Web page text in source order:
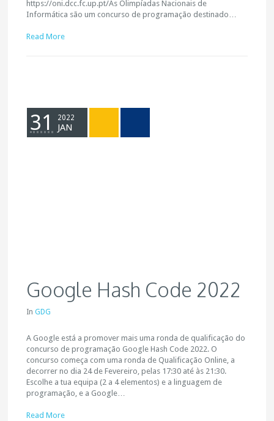
https://oni.dcc.fc.up.pt/As Olimpíadas Nacionais de
Informática são um concurso de programação destinado…
Read More
31 2022
JAN
Google Hash Code 2022
InGDG
A Google está a promover mais uma ronda de qualificação do
concurso de programação Google Hash Code 2022. O
concurso começa com uma ronda de Qualificação Online, a
decorrer no dia 24 de Fevereiro, pelas 17:30 até às 21:30.
Escolhe a tua equipa (2 a 4 elementos) e a linguagem de
programação, e a Google…
Read More